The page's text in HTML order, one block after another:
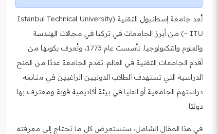
تُعد جامعة إسطنبول التقنية (Istanbul Technical University
– ITU) من أبرز الجامعات في تركيا في مجالات الهندسة
والعلوم والتكنولوجيا. تأسست عام 1773، وتُعرف بكونها من
أقدم الجامعات التقنية في العالم. تقدم الجامعة عددًا من المنح
الدراسية التي تستهدف الطلاب الدوليين الراغبين في متابعة
دراستهم الجامعية أو العليا في بيئة أكاديمية قوية ومعترف بها
دوليًا.
في هذا المقال الشامل، سنستعرض كل ما تحتاج إلى معرفته